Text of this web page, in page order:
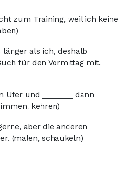
zum Training, weil ich keine
länger als ich, deshalb
für den Vormittag mit.
Ufer und _______ dann
kehren)
aber die anderen
(malen, schaukeln)